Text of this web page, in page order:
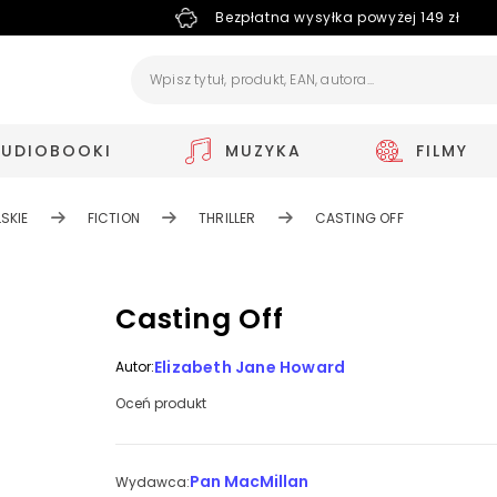
Bezpłatna wysyłka powyżej 149 zł
MUZYKA FILMY
FICTION THRILLER CASTING OFF
Casting Off
Autor:Elizabeth Jane Howard
Oceń produkt
Wydawca:Pan MacMillan